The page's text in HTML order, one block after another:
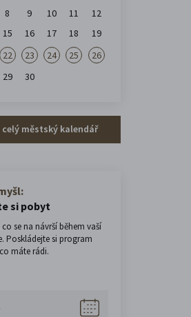
8 9 10 11
12
15 16 17 18
19
22 23 24 25
26
29 30
městský kalendář
si pobyt
se na návrší během vaší
Poskládejte si program
máte rádi.